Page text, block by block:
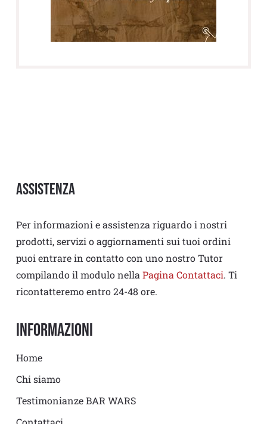
Assistenza
Per informazioni e assistenza riguardo i nostri
prodotti, servizi o aggiornamenti sui tuoi ordini
puoi entrare in contatto con uno nostro Tutor
compilando il modulo nella Pagina Contattaci. Ti
ricontatteremo entro 24-48 ore.
Informazioni
Home
Chi siamo
Testimonianze BAR WARS